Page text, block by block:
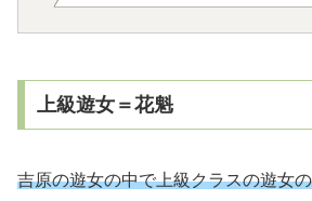
上級遊女＝花魁
吉原の遊女の中で上級クラスの遊女